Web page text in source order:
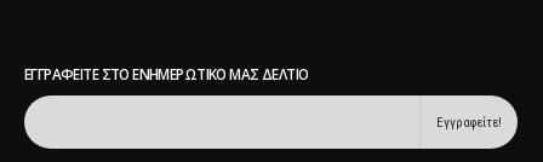
ΕΓΓΡΑΦΕΊΤΕ ΣΤΟ ΕΝΗΜΕΡΩΤΙΚΌ ΜΑΣ ΔΕΛΤΊΟ